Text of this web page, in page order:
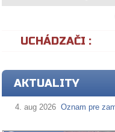
UCHÁDZAČI :
AKTUALITY
4. aug 2026 Oznam pre